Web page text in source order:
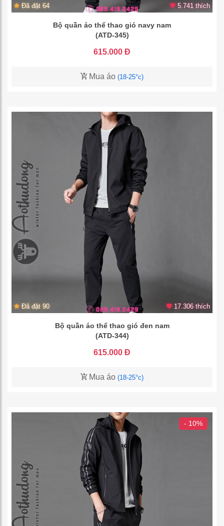
Đã đặt 64 5.741 thích
Bộ quần áo thể thao gió navy nam
(ATD-345)
615.000 Đ
Mua áo (18-25°c)
Đã đặt 90 17.306 thích
Bộ quần áo thể thao gió đen nam
(ATD-344)
615.000 Đ
Mua áo (18-25°c)
- 10%